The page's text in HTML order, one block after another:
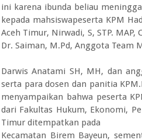
ini karena ibunda beliau
kepada mahsiswapeserta KPM
Aceh Timur, Nirwadi, S, STP.
Dr. Saiman, M.Pd, Anggota Team
Darwis Anatami SH, MH, dan
serta para dosen dan panitia
menyampaikan bahwa peserta
dari Fakultas Hukum, Ekonomi,
Timur ditempatkan pada
Kecamatan Birem Bayeun,